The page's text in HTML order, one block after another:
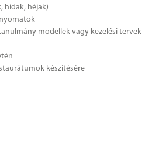
hidak, héjak)
modellek vagy kezelési tervek
készítésére